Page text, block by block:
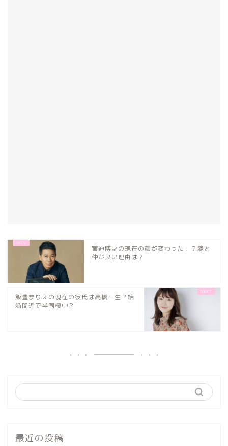
宮迫博之の現在の顔が変わった！？嫁と
仲が良い理由は？
飯豊まりえの現在の彼氏は高橋一生？結
婚間近で半同棲中？
最近の投稿